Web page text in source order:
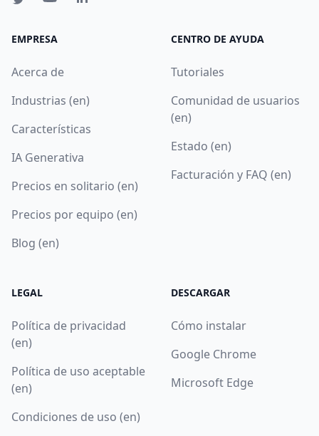
EMPRESA
Acerca de
Industrias (en)
Características
IA Generativa
Precios en solitario (en)
Precios por equipo (en)
Blog (en)
CENTRO DE AYUDA
Tutoriales
Comunidad de usuarios
(en)
Estado (en)
Facturación y FAQ (en)
LEGAL
Política de privacidad
(en)
Política de uso aceptable
(en)
Condiciones de uso (en)
DESCARGAR
Cómo instalar
Google Chrome
Microsoft Edge